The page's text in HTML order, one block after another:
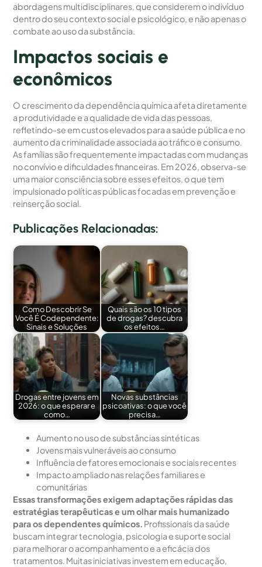
abordagens multidisciplinares, que considerem o indivíduo
dentro do seu contexto social e psicológico, e não apenas o
combate ao uso da substância.
Impactos sociais e
econômicos
O crescimento da dependência química afeta diretamente
a produtividade e a qualidade de vida das pessoas,
refletindo-se em custos elevados para a saúde pública e no
aumento da criminalidade associada ao tráfico e consumo.
As famílias são frequentemente impactadas com mudanças
no convívio e dificuldades financeiras. Em 2026, observa-se
uma maior consciência sobre esses efeitos, o que tem
impulsionado políticas públicas focadas em prevenção e
reinserção social.
Publicações Relacionadas:
Como Descobrir Se
Você É Codependente:
Sinais e Soluções
Quais são os 10 tipos
de drogas? descubra
os efeitos…
Drogas entre jovens em
2026: o que esperar e
como…
Novas substâncias
psicoativas: o que você
precisa…
Aumento no uso de substâncias sintéticas
Jovens mais vulneráveis ao consumo
Influência de fatores emocionais e sociais recentes
Impacto ampliado nas relações familiares e
comunitárias
Essas transformações exigem adaptações rápidas das
estratégias terapêuticas e um olhar mais humanizado
para os dependentes químicos. Profissionais da saúde
buscam integrar tecnologia, psicologia e suporte social
para melhorar o acompanhamento e a eficácia dos
tratamentos. Muitas iniciativas investem em educação,